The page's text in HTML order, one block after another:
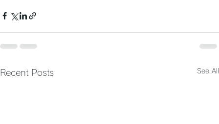
Recent Posts See All